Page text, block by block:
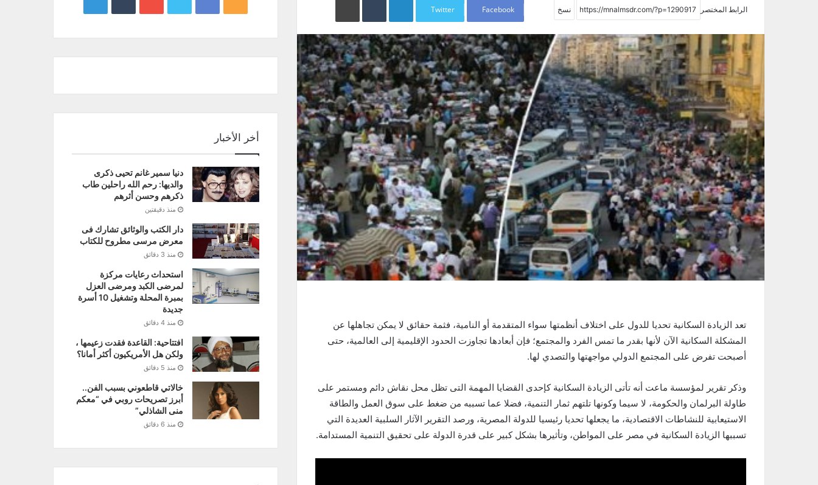
الرابط المختصر Facebook
Twitter
تعد الزيادة السكانية تحديا للدول على اختلاف أنظمتها سواء المتقدمة أو النامية، فثمة حقائق لا يمكن تجاهلها عن
المشكلة السكانية الآن لأنها بقدر ما تمس الفرد والمجتمع؛ فإن أبعادها تجاوزت الحدود الإقليمية إلى العالمية، حتى
أصبحت تفرض على المجتمع الدولي مواجهتها والتصدي لها.
وذكر تقرير لمؤسسة ماعت أنه تأتى الزيادة السكانية كإحدى القضايا المهمة التى تظل محل نقاش دائم ومستمر على
طاولة البرلمان والحكومة، لا سيما وكونها تلتهم ثمار التنمية، فضلا عما تسببه من ضغط على سوق العمل والطاقة
الاستيعابية للنشاطات الاقتصادية، ما يجعلها تحديا رئيسيا للدولة المصرية، ورصد التقرير الآثار السلبية العديدة التي
تسببها الزيادة السكانية في مصر على المواطن، وتأثيرها بشكل كبير على قدرة الدولة على تحقيق التنمية المستدامة.
أخر الأخبار
دنيا سمير غانم تحيى ذكرى
والديها: رحم الله راحلين طاب
ذكرهم وحسن أثرهم
منذ دقيقتين
دار الكتب والوثائق تشارك فى
معرض مرسى مطروح للكتاب
منذ 3 دقائق
استحداث رعايات مركزة
لمرضى الكبد ومرضى العزل
بمبرة المحلة وتشغيل 10 أسرة
جديدة
منذ 4 دقائق
افتتاحية: القاعدة فقدت زعيمها ،
ولكن هل الأمريكيون أكثر أمانا؟
منذ 5 دقائق
خالاتي قاطعوني بسبب الفن..
أبرز تصريحات روبي في “معكم
منى الشاذلي”
منذ 6 دقائق